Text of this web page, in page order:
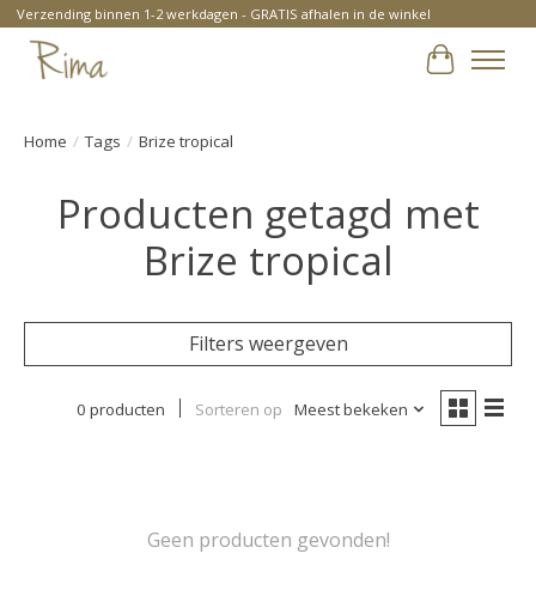
Verzending binnen 1-2 werkdagen - GRATIS afhalen in de winkel
Home / Tags / Brize tropical
Producten getagd met
Brize tropical
Filters weergeven
0 producten Sorteren op Meest bekeken
Geen producten gevonden!